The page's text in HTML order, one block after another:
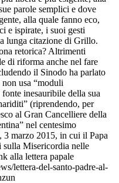
parole semplici e dove
alla quale fanno eco,
e ispirate, i suoi gesti
lunga citazione di Grillo.
retorica? Altrimenti
di riforma anche nel fare
il Sinodo ha parlato
usa “moduli
inesauribile della sua
(riprendendo, per
al Gran Cancelliere della
nel centesimo
3 marzo 2015, in cui il Papa
sulla Misericordia nelle
alla lettera papale
lettera-del-santo-padre-al-